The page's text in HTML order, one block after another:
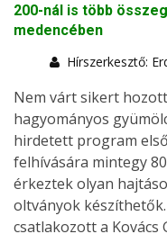
200-nál is több
medencében
Hírszerkesztő:
Nem várt sikert
hagyományos
hirdetett program
felhívására mintegy
érkeztek olyan
oltványok
csatlakozott a Kovács